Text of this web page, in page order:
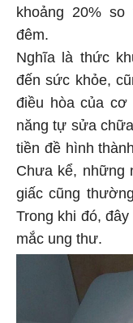
khoảng 20%
đêm.
Nghĩa là thức
đến sức khỏe,
điều hòa của cơ
năng tự sửa
tiền đề hình
Chưa kể, những
giấc cũng
Trong khi đó,
mắc ung thư.